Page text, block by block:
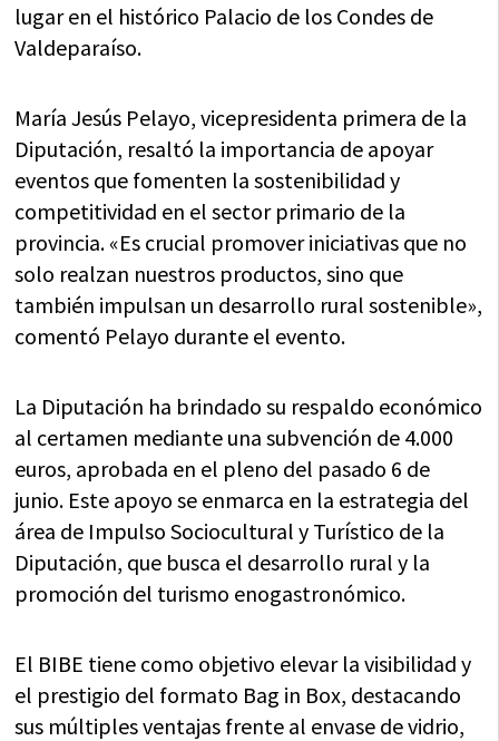
lugar en el histórico Palacio de los Condes de
Valdeparaíso.
María Jesús Pelayo, vicepresidenta primera de la
Diputación, resaltó la importancia de apoyar
eventos que fomenten la sostenibilidad y
competitividad en el sector primario de la
provincia. «Es crucial promover iniciativas que no
solo realzan nuestros productos, sino que
también impulsan un desarrollo rural sostenible»,
comentó Pelayo durante el evento.
La Diputación ha brindado su respaldo económico
al certamen mediante una subvención de 4.000
euros, aprobada en el pleno del pasado 6 de
junio. Este apoyo se enmarca en la estrategia del
área de Impulso Sociocultural y Turístico de la
Diputación, que busca el desarrollo rural y la
promoción del turismo enogastronómico.
El BIBE tiene como objetivo elevar la visibilidad y
el prestigio del formato Bag in Box, destacando
sus múltiples ventajas frente al envase de vidrio,